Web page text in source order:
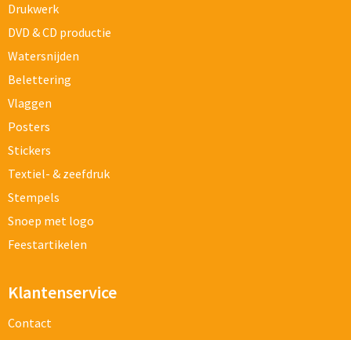
Drukwerk
DVD & CD productie
Watersnijden
Belettering
Vlaggen
Posters
Stickers
Textiel- & zeefdruk
Stempels
Snoep met logo
Feestartikelen
Klantenservice
Contact